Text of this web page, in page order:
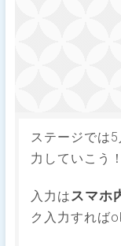
ステージでは
力していこう！
入力はスマホ
ク入力すれば